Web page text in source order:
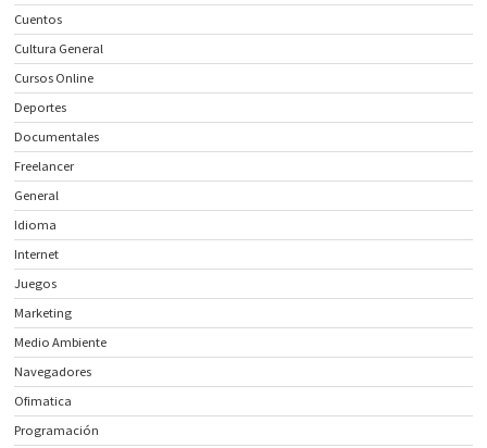
Cuentos
Cultura General
Cursos Online
Deportes
Documentales
Freelancer
General
Idioma
Internet
Juegos
Marketing
Medio Ambiente
Navegadores
Ofimatica
Programación